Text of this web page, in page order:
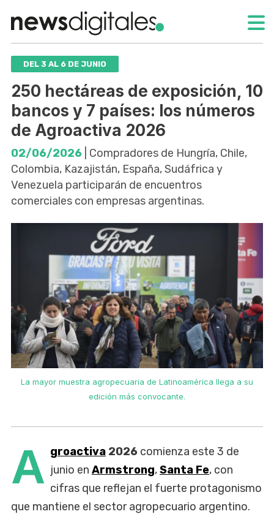
DEL 3 AL 6 DE JUNIO
250 hectáreas de exposición, 10
bancos y 7 países: los números
de Agroactiva 2026
02/06/2026 | Compradores de Hungría, Chile,
Colombia, Kazajistán, España, Sudáfrica y
Venezuela participarán de encuentros
comerciales con empresas argentinas.
La mayor muestra agropecuaria de Latinoamérica llega a su
edición más convocante.
A groactiva 2026 comienza este 3 de
junio en Armstrong,Santa Fe, con
cifras que reflejan el fuerte protagonismo
que mantiene el sector agropecuario argentino.